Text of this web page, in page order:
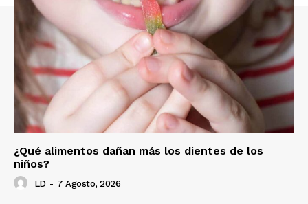
¿Qué alimentos dañan más los dientes de los
niños?
LD - 7 Agosto, 2026